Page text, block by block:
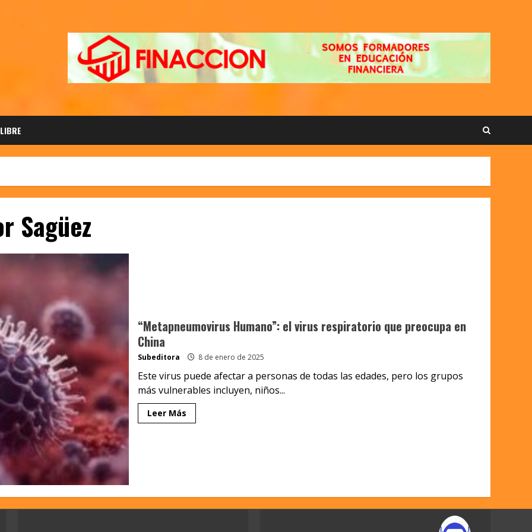
Sagüez
“Metapneumovirus Humano”: el virus respiratorio que preocupa en
China
Subeditora 8 de enero de 2025
Este virus puede afectar a personas de todas las edades, pero los grupos
más vulnerables incluyen, niños...
Leer Más